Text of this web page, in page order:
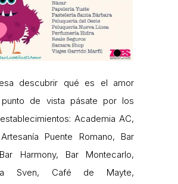
descubrir qué es el amor
de vista pásate por los
Academia AC,
Puente Romano, Bar
Harmony, Bar Montecarlo,
Sven, Café de Mayte,